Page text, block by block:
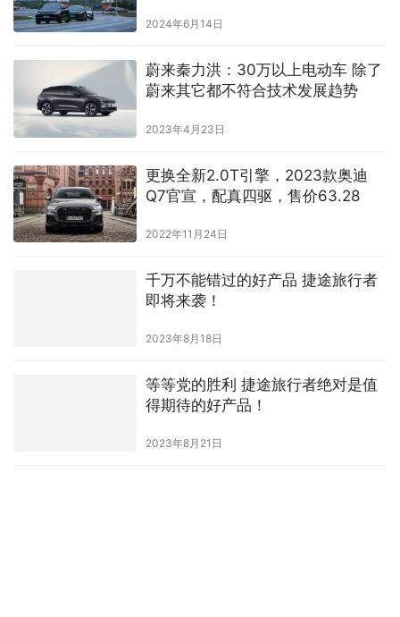
2024年6月14日
蔚来秦力洪：30万以上电动车 除了
蔚来其它都不符合技术发展趋势
2023年4月23日
更换全新2.0T引擎，2023款奥迪
Q7官宣，配真四驱，售价63.28
2022年11月24日
千万不能错过的好产品 捷途旅行者
即将来袭！
2023年8月18日
等等党的胜利 捷途旅行者绝对是值
得期待的好产品！
2023年8月21日